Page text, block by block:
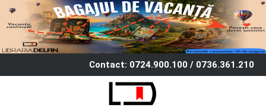
Contact: 0724.900.100 / 0736.361.210